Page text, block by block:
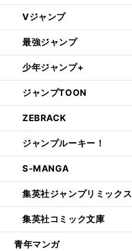
Vジャンプ
最強ジャンプ
少年ジャンプ+
ジャンプTOON
ZEBRACK
ジャンプルーキー！
S-MANGA
集英社ジャンプリミックス
集英社コミック文庫
青年マンガ